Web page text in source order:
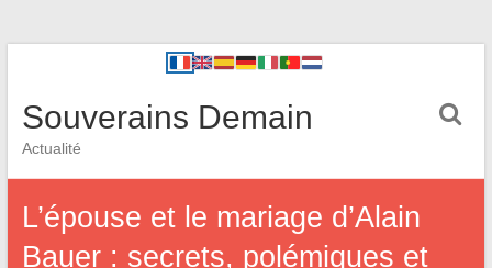
Souverains Demain
Actualité
L’épouse et le mariage d’Alain
Bauer : secrets, polémiques et